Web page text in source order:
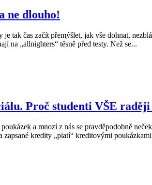
ne dlouho!
tak čas začít přemýšlet, jak vše dohnat,
na „allnighters“ těsně před testy. Než se...
Proč studenti VŠE
a mnozí z nás se pravděpodobně
kredity „platí“ kreditovými